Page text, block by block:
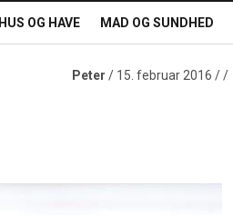
HUS OG HAVE MAD OG SUNDHED
Peter / 15. februar 2016 / /